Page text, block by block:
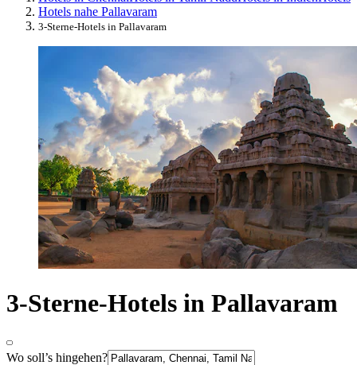
Hotels nahe Pallavaram
3-Sterne-Hotels in Pallavaram
3-Sterne-Hotels in Pallavaram
Wo soll’s hingehen?